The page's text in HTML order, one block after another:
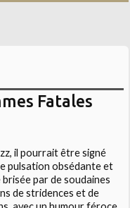
Fatales
il pourrait être signé
pulsation obsédante et
brisée par desoudaines
de stridences et de